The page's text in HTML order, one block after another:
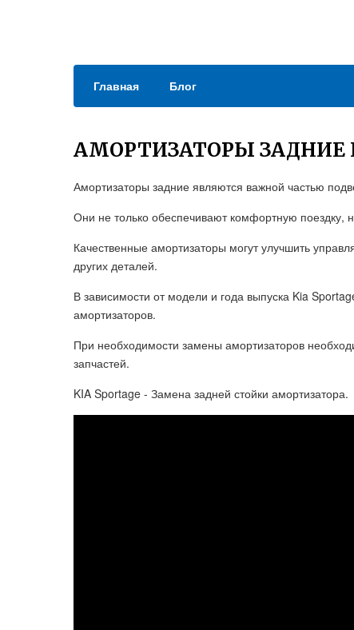
Главная Блог
АМОРТИЗАТОРЫ ЗАДНИЕ
Амортизаторы задние являются важной частью
Они не только обеспечивают комфортную поездку,
Качественные амортизаторы могут улучшить
других деталей.
В зависимости от модели и года выпуска Kia
амортизаторов.
При необходимости замены амортизаторов
запчастей.
KIA Sportage - Замена задней стойки амортизатора.